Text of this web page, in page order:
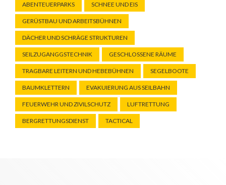
ABENTEUERPARKS SCHNEE UND EIS
GERÜSTBAU UND ARBEITSBÜHNEN
DÄCHER UND SCHRÄGE STRUKTUREN
SEILZUGANGGSTECHNIK GESCHLOSSENE RÄUME
TRAGBARE LEITERN UND HEBEBÜHNEN SEGELBOOTE
BAUMKLETTERN EVAKUIERUNG AUS SEILBAHN
FEUERWEHR UND ZIVILSCHUTZ LUFTRETTUNG
BERGRETTUNGSDIENST TACTICAL